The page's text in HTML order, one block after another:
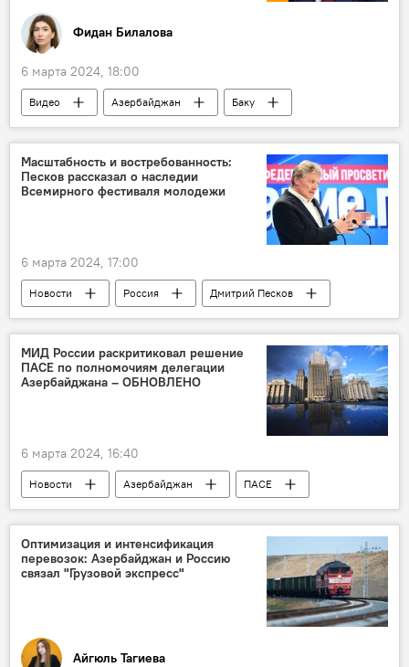
Конгресс США
Фидан Билалова
6 марта 2024, 18:00
Видео Азербайджан
Баку
Азербайджанский государственный русский драматический театр
Россия
Михаил Мишустин
Визит
общественные организации
Масштабность и востребованность:
Песков рассказал о наследии
Всемирного фестиваля молодежи
6 марта 2024, 17:00
Новости Россия
Дмитрий Песков
Всемирный фестиваль молодежи
Наследие
Заявление
Владимир Путин
Церемония закрытия
Политика
МИД России раскритиковал решение
ПАСЕ по полномочиям делегации
Азербайджана – ОБНОВЛЕНО
6 марта 2024, 16:40
Новости Азербайджан
ПАСЕ
Сотрудничество
Приостановка
Заявление
Армения
азербайджанские территории
Оккупация
Европейский суд по правам человека (ЕСПЧ)
Оптимизация и интенсификация
перевозок: Азербайджан и Россию
связал "Грузовой экспресс"
Айгюль Тагиева